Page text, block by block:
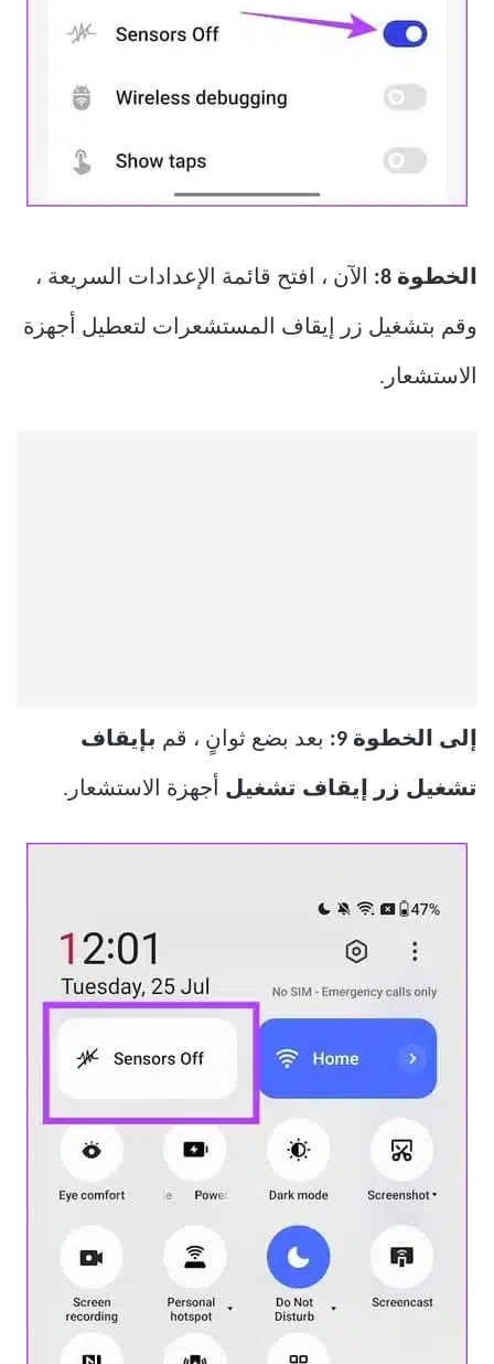
الخطوة 8: الآن ، افتح قائمة الإعدادات السريعة ،
وقم بتشغيل زر إيقاف المستشعرات لتعطيل أجهزة
الاستشعار.
إلى الخطوة 9: بعد بضع ثوانٍ ، قم بإيقاف
تشغيل زر إيقاف تشغيل أجهزة الاستشعار.